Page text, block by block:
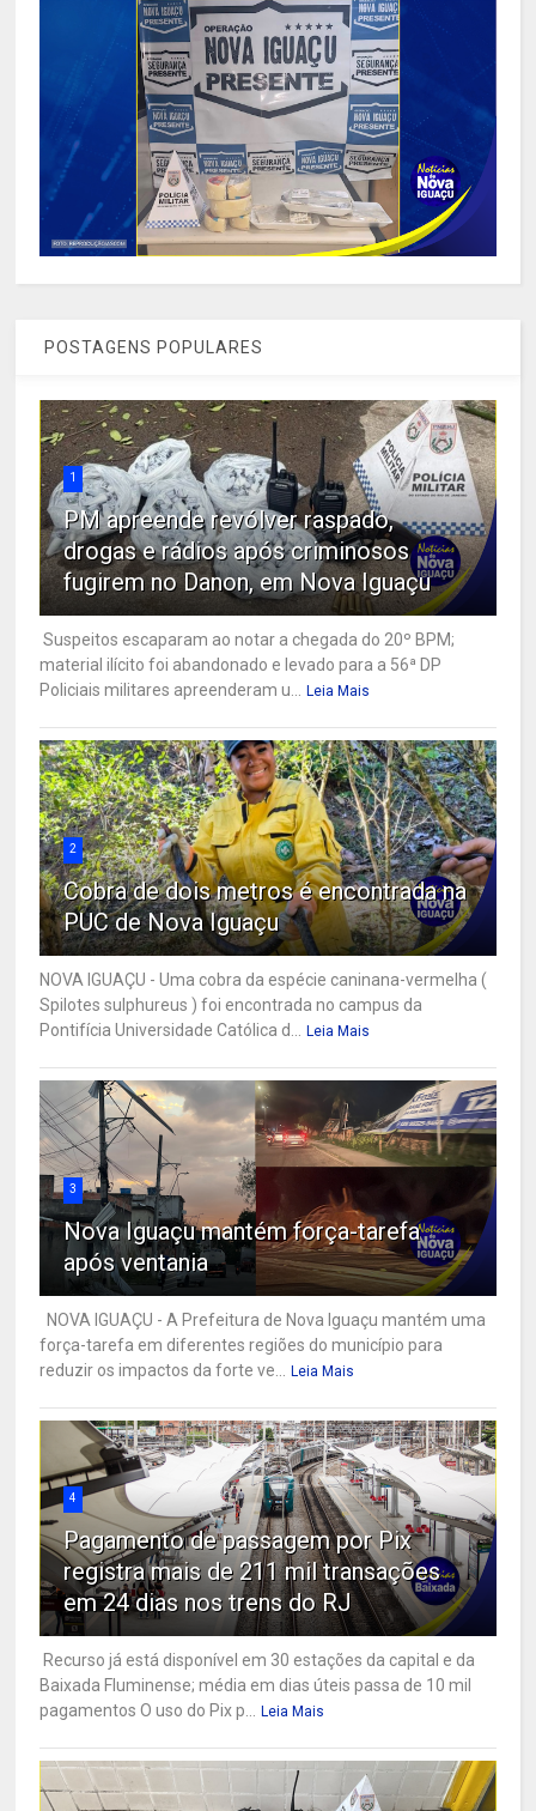
POSTAGENS POPULARES
1
PM apreende revólver raspado,
drogas e rádios após criminosos
fugirem no Danon, em Nova Iguaçu
Suspeitos escaparam ao notar a chegada do 20º BPM;
material ilícito foi abandonado e levado para a 56ª DP
Policiais militares apreenderam u...
Leia Mais
2
Cobra de dois metros é encontrada na
PUC de Nova Iguaçu
NOVA IGUAÇU - Uma cobra da espécie caninana-vermelha (
Spilotes sulphureus ) foi encontrada no campus da
Pontifícia Universidade Católica d...
Leia Mais
3
Nova Iguaçu mantém força-tarefa
após ventania
NOVA IGUAÇU - A Prefeitura de Nova Iguaçu mantém uma
força-tarefa em diferentes regiões do município para
reduzir os impactos da forte ve...
Leia Mais
4
Pagamento de passagem por Pix
registra mais de 211 mil transações
em 24 dias nos trens do RJ
Recurso já está disponível em 30 estações da capital e da
Baixada Fluminense; média em dias úteis passa de 10 mil
pagamentos O uso do Pix p...
Leia Mais